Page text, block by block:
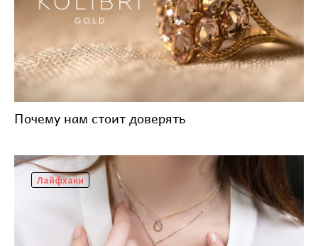
Почему нам стоит доверять
Лайфхаки